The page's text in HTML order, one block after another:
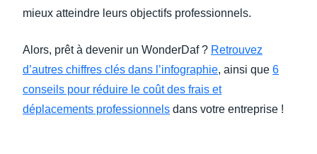
mieux atteindre leurs objectifs professionnels.
Alors, prêt à devenir un WonderDaf ? Retrouvez
d’autres chiffres clés dans l’infographie, ainsi que 6
conseils pour réduire le coût des frais et
déplacements professionnels dans votre entreprise !